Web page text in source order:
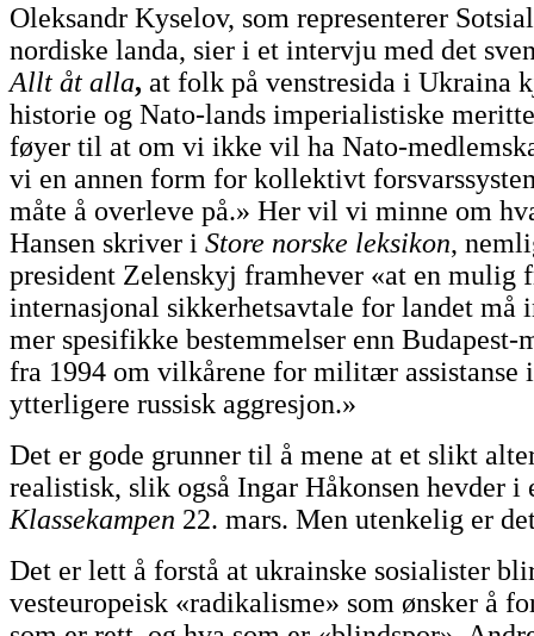
Oleksandr Kyselov, som representerer
nordiske landa, sier i et intervju med det
Allt åt alla, at folk på venstresida i Ukraina
historie og Nato-lands imperialistiske
føyer til at om vi ikke vil ha Nato-
vi en annen form for kollektivt
måte å overleve på.» Her vil vi minne om
Hansen skriver i Store norske leksikon,
president Zelenskyj framhever «at en mulig
internasjonal sikkerhetsavtale for landet må
mer spesifikke bestemmelser enn Budapest-
fra 1994 om vilkårene for militær
ytterligere russisk aggresjon.»
Det er gode grunner til å mene at et slikt
realistisk, slik også Ingar Håkonsen hevder i
Klassekampen 22. mars. Men utenkelig er
Det er lett å forstå at ukrainske sosialister
vesteuropeisk «radikalisme» som ønsker å